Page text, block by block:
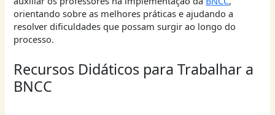
orientando sobre as melhores práticas e ajudando a
resolver dificuldades que possam surgir ao longo do
processo.
Recursos Didáticos para Trabalhar a
BNCC